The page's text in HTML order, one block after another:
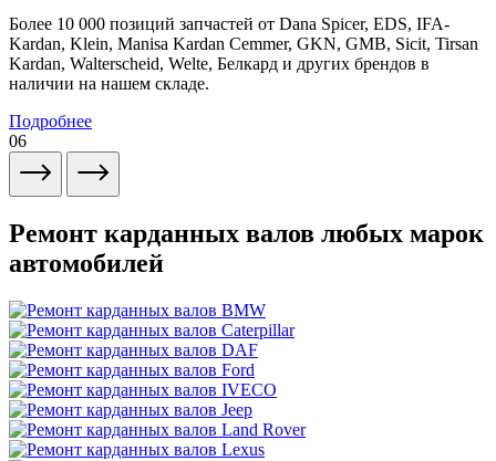
Более 10 000 позиций запчастей от Dana Spicer, EDS, IFA-
Kardan, Klein, Manisa Kardan Cemmer, GKN, GMB, Sicit, Tirsan
Kardan, Walterscheid, Welte, Белкард и других брендов в
наличии на нашем складе.
Подробнее
06
Ремонт карданных валов любых марок
автомобилей